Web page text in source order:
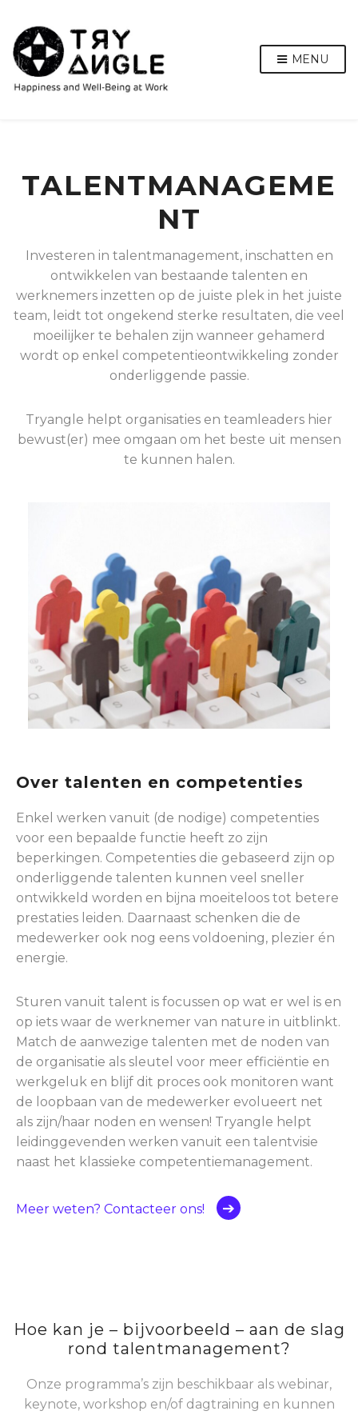
MENU
TALENTMANAGEME
NT
Investeren in talentmanagement, inschatten en
ontwikkelen van bestaande talenten en
werknemers inzetten op de juiste plek in het juiste
team, leidt tot ongekend sterke resultaten, die veel
moeilijker te behalen zijn wanneer gehamerd
wordt op enkel competentieontwikkeling zonder
onderliggende passie.
Tryangle helpt organisaties en teamleaders hier
bewust(er) mee omgaan om het beste uit mensen
te kunnen halen.
Over talenten en competenties
Enkel werken vanuit (de nodige) competenties
voor een bepaalde functie heeft zo zijn
beperkingen. Competenties die gebaseerd zijn op
onderliggende talenten kunnen veel sneller
ontwikkeld worden en bijna moeiteloos tot betere
prestaties leiden. Daarnaast schenken die de
medewerker ook nog eens voldoening, plezier én
energie.
Sturen vanuit talent is focussen op wat er wel is en
op iets waar de werknemer van nature in uitblinkt.
Match de aanwezige talenten met de noden van
de organisatie als sleutel voor meer efficiëntie en
werkgeluk en blijf dit proces ook monitoren want
de loopbaan van de medewerker evolueert net
als zijn/haar noden en wensen! Tryangle helpt
leidinggevenden werken vanuit een talentvisie
naast het klassieke competentiemanagement.
Meer weten? Contacteer ons!
Hoe kan je – bijvoorbeeld – aan de slag
rond talentmanagement?
Onze programma’s zijn beschikbaar als webinar,
keynote, workshop en/of dagtraining en kunnen